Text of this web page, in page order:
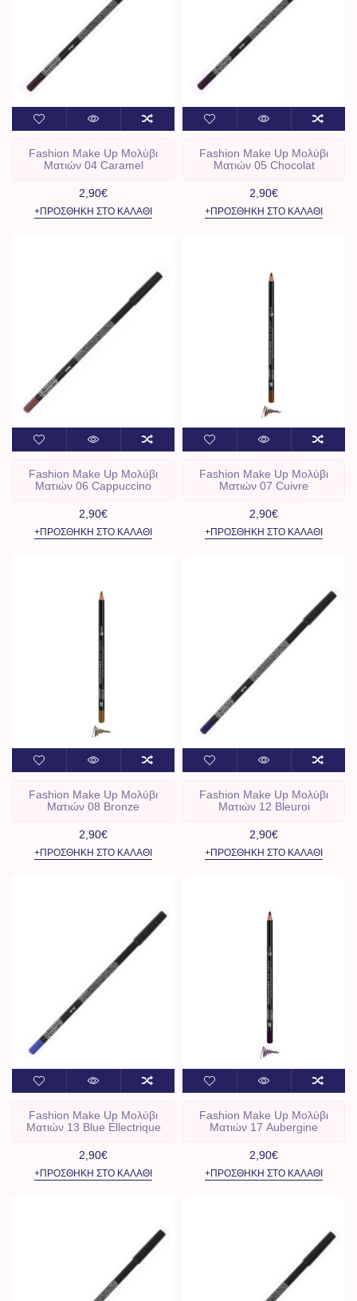
Fashion Make Up Μολύβι
Ματιών 04 Caramel
2,90€
+ΠΡΟΣΘΉΚΗ ΣΤΟ ΚΑΛΆΘΙ
Fashion Make Up Μολύβι
Ματιών 05 Chocolat
2,90€
+ΠΡΟΣΘΉΚΗ ΣΤΟ ΚΑΛΆΘΙ
Fashion Make Up Μολύβι
Ματιών 06 Cappuccino
2,90€
+ΠΡΟΣΘΉΚΗ ΣΤΟ ΚΑΛΆΘΙ
Fashion Make Up Μολύβι
Ματιών 07 Cuivre
2,90€
+ΠΡΟΣΘΉΚΗ ΣΤΟ ΚΑΛΆΘΙ
Fashion Make Up Μολύβι
Ματιών 08 Bronze
2,90€
+ΠΡΟΣΘΉΚΗ ΣΤΟ ΚΑΛΆΘΙ
Fashion Make Up Μολύβι
Ματιών 12 Bleuroi
2,90€
+ΠΡΟΣΘΉΚΗ ΣΤΟ ΚΑΛΆΘΙ
Fashion Make Up Μολύβι
Ματιών 13 Blue Ellectrique
2,90€
+ΠΡΟΣΘΉΚΗ ΣΤΟ ΚΑΛΆΘΙ
Fashion Make Up Μολύβι
Ματιών 17 Aubergine
2,90€
+ΠΡΟΣΘΉΚΗ ΣΤΟ ΚΑΛΆΘΙ